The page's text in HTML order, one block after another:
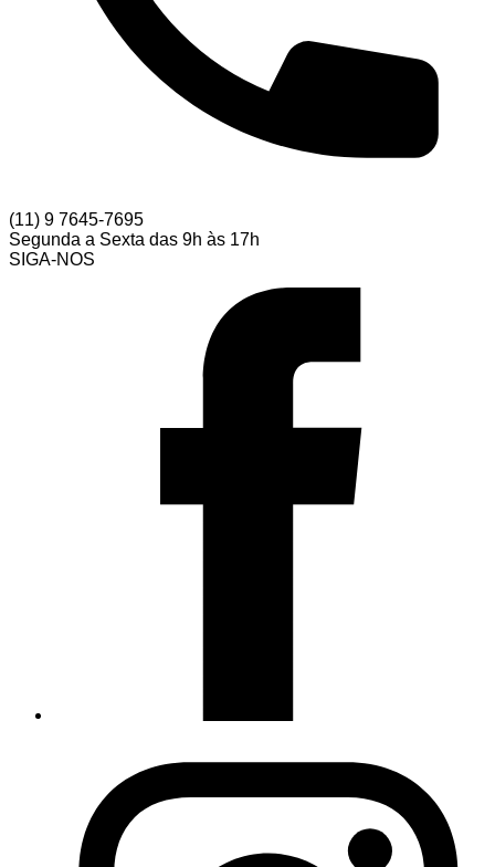
(11) 9 7645-7695
Segunda a Sexta das 9h às 17h
SIGA-NOS